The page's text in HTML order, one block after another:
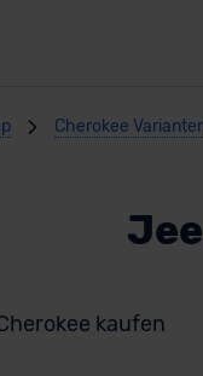
Cherokee
kaufen